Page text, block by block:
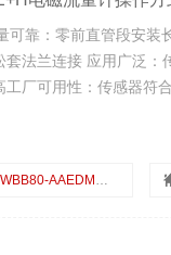
可靠：零前直管段安装
法兰连接 应用广泛：
厂可用性：传感器符
AAEDMMKA0AU